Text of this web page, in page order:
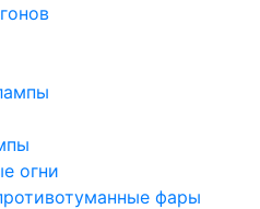
огни
фары